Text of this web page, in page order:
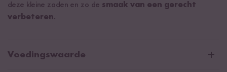
deze kleine zaden en zo de smaak van een gerecht
verbeteren.
Voedingswaarde